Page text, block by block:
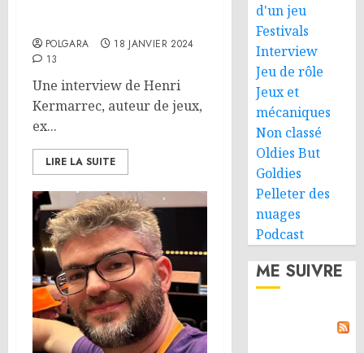
POLGARA
18 JANVIER 2024
13
Une interview de Henri
Kermarrec, auteur de jeux,
ex...
LIRE LA SUITE
d'un jeu
Festivals
Interview
Jeu de rôle
Jeux et
mécaniques
Non classé
Oldies But
Goldies
Pelleter des
nuages
Podcast
ME SUIVRE